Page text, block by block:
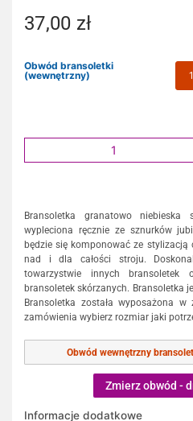
37,00 zł
Obwód bransoletki
(wewnętrzny)
Bransoletka granatowo niebieska
wypleciona ręcznie ze sznurków
będzie się komponować ze stylizacją
nad i dla całości stroju.
towarzystwie innych bransoletek
bransoletek skórzanych. Bransoletka
Bransoletka została wyposażona w
zamówienia wybierz rozmiar jaki
Obwód wewnętrzny
Zmierz obwód -
Informacje dodatkowe